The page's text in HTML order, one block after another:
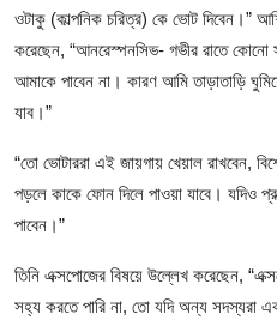
সিলেট বিভাগ
রংপুর বিভাগ
আইনি পরামর্শের
চাকরি
ওটাকু (কাল্পনিক চরিত্র) কে ভোট দিবেন।”
করেছেন, “আনরেস্পনসিভ- গভীর রাতে
আমাকে পাবেন না। কারণ আমি তাড়াতাড়ি
যাব।”
“তো ভোটাররা এই জায়গায় খেয়াল রাখবেন,
পড়লে কাকে ফোন দিলে পাওয়া যাবে। যদিও
পাবেন।”
তিনি এক্সপোজের বিষয়ে উল্লেখ করেছেন,
সহ্য করতে পারি না, তো যদি অন্য সদস্যরা